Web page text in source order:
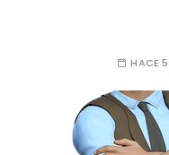
HACE